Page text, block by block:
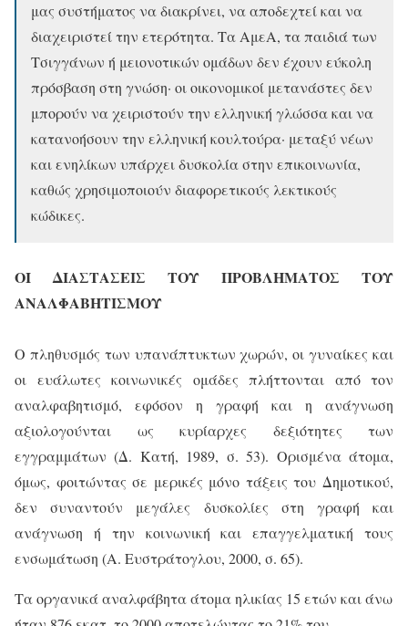
μας συστήματος να διακρίνει, να αποδεχτεί και να
διαχειριστεί την ετερότητα. Τα ΑμεΑ, τα παιδιά των
Τσιγγάνων ή μειονοτικών ομάδων δεν έχουν εύκολη
πρόσβαση στη γνώση· οι οικονομικοί μετανάστες δεν
μπορούν να χειριστούν την ελληνική γλώσσα και να
κατανοήσουν την ελληνική κουλτούρα· μεταξύ νέων
και ενηλίκων υπάρχει δυσκολία στην επικοινωνία,
καθώς χρησιμοποιούν διαφορετικούς λεκτικούς
κώδικες.
ΟΙ ΔΙΑΣΤΑΣΕΙΣ ΤΟΥ ΠΡΟΒΛΗΜΑΤΟΣ ΤΟΥ
ΑΝΑΛΦΑΒΗΤΙΣΜΟΥ
Ο πληθυσμός των υπανάπτυκτων χωρών, οι γυναίκες και
οι ευάλωτες κοινωνικές ομάδες πλήττονται από τον
αναλφαβητισμό, εφόσον η γραφή και η ανάγνωση
αξιολογούνται ως κυρίαρχες δεξιότητες των
εγγραμμάτων (Δ. Κατή, 1989, σ. 53). Ορισμένα άτομα,
όμως, φοιτώντας σε μερικές μόνο τάξεις του Δημοτικού,
δεν συναντούν μεγάλες δυσκολίες στη γραφή και
ανάγνωση ή την κοινωνική και επαγγελματική τους
ενσωμάτωση (Α. Ευστράτογλου, 2000, σ. 65).
Τα οργανικά αναλφάβητα άτομα ηλικίας 15 ετών και άνω